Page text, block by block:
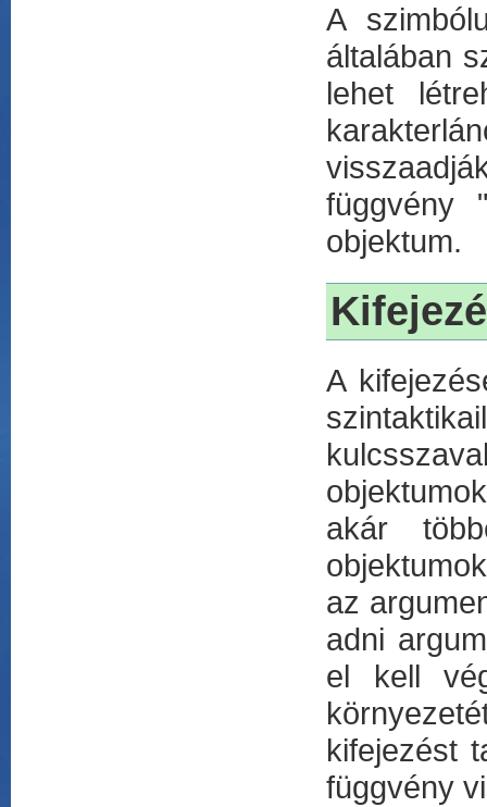
A
általában
lehet
függvény
objektum.
A
akár
az
adni
el kell
kifejezést
függvény